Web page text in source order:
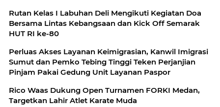
Rutan Kelas I Labuhan Deli Mengikuti Kegiatan Doa
Bersama Lintas Kebangsaan dan Kick Off Semarak
HUT RI ke-80
Perluas Akses Layanan Keimigrasian, Kanwil Imigrasi
Sumut dan Pemko Tebing Tinggi Teken Perjanjian
Pinjam Pakai Gedung Unit Layanan Paspor
Rico Waas Dukung Open Turnamen FORKI Medan,
Targetkan Lahir Atlet Karate Muda